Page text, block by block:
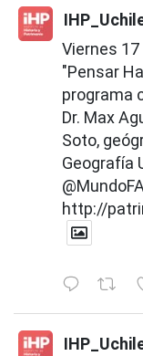
Viernes 17
"Pensar
programa
Dr. Max
Soto,
Geografía
http://